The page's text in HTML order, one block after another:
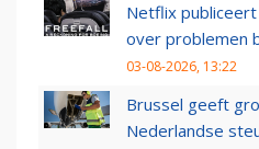
Netflix
over problemen
03-08-2026, 13:22
Brussel geeft
Nederlandse